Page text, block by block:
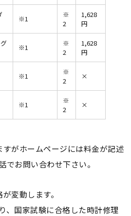
※1
※
2
1,628
円
※1
※
2
1,628
円
※1
※
2
×
※1
※
2
×
がホームページには料金が記述
でお問い合わせ下さい。
変動します。
、国家試験に合格した時計修理